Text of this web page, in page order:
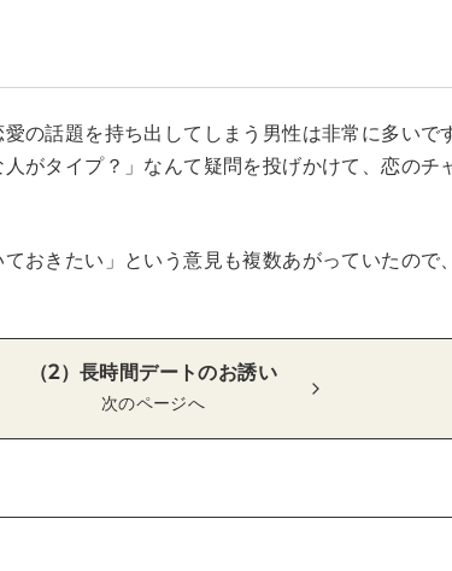
の話題を持ち出してしまう男性は非常に多いで
人がタイプ？」なんて疑問を投げかけて、恋のチ
ておきたい」という意見も複数あがっていたので
（2）長時間デートのお誘い
次のページへ